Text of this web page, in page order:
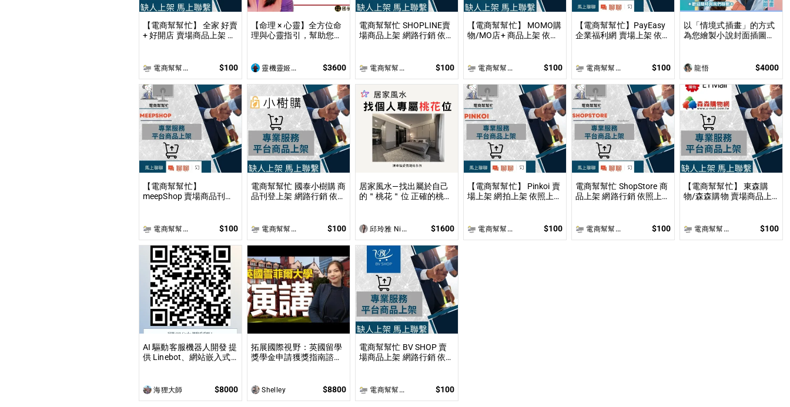
【電商幫幫忙】 全家 好賣
+ 好開店 賣場商品上架 依
電商幫幫忙(電商平台代營運/電商上架/運營策略/網路行銷) $100
【命理 × 心靈】全方位命
理與心靈指引，幫助您達
限於命理解讀，還涉及心
理、靈性的整合
靈機靈姬傳統文化學院 $3600
電商幫幫忙 SHOPLINE賣
場商品上架 網路行銷 依照
電商幫幫忙(電商平台代營運/電商上架/運營策略/網路行銷) $100
【電商幫幫忙】 MOMO購
物/MO店+ 商品上架 依照
電商幫幫忙(電商平台代營運/電商上架/運營策略/網路行銷) $100
【電商幫幫忙】PayEasy
企業福利網 賣場上架 依照
電商幫幫忙(電商平台代營運/電商上架/運營策略/網路行銷) $100
以「情境式插畫」的方式
為您繪製小說封面插圖或
畫法」繪製小說、漫畫封
面或彩色內頁插圖！
龍悟 $4000
【電商幫幫忙】
meepShop 賣場商品刊登
作 電商幫幫忙(電商平台代營運/電商上架/運營策略/網路行銷) $100
電商幫幫忙 國泰小樹購 商
品刊登上架 網路行銷 依照
電商幫幫忙(電商平台代營運/電商上架/運營策略/網路行銷) $100
居家風水—找出屬於自己
的＂桃花＂位 正確的桃花
和諧及友誼的增進！
邱玲雅 Nina $1600
【電商幫幫忙】 Pinkoi 賣
場上架 網拍上架 依照上架
電商幫幫忙(電商平台代營運/電商上架/運營策略/網路行銷) $100
電商幫幫忙 ShopStore 商
品上架 網路行銷 依照上架
電商幫幫忙(電商平台代營運/電商上架/運營策略/網路行銷) $100
【電商幫幫忙】 東森購
物/森森購物 賣場商品上
電商幫幫忙(電商平台代營運/電商上架/運營策略/網路行銷) $100
AI 驅動客服機器人開發 提
供 Linebot、網站嵌入式
海狸大師 $8000
拓展國際視野：英國留學
獎學金申請獲獎指南諮詢
現英國求學夢想
Shelley $8800
電商幫幫忙 BV SHOP 賣
場商品上架 網路行銷 依照
電商幫幫忙(電商平台代營運/電商上架/運營策略/網路行銷) $100